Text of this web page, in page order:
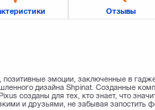
Отзывы
позитивные эмоции, заключенные в
дизайна Shpinat. Созданные
созданы для тех, кто знает, что
и друзьями, не забывая запостить